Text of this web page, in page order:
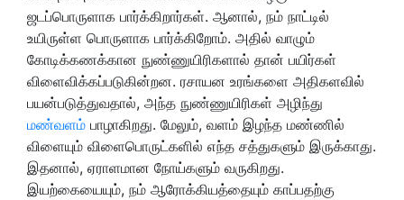
ஜடப்பொருளாக பார்க்கிறார்கள். ஆனால், நம் நாட்டில்
உயிருள்ள பொருளாக பார்க்கிறோம். அதில் வாழும்
கோடிக்கணக்கான நுண்ணுயிரிகளால் தான் பயிர்கள்
விளைவிக்கப்படுகின்றன. ரசாயன உரங்களை அதிகளவில்
பயன்படுத்துவதால், அந்த நுண்ணுயிரிகள் அழிந்து
மண்வளம் பாழாகிறது. மேலும், வளம் இழந்த மண்ணில்
விளையும் விளைபொருட்களில் எந்த சத்துகளும் இருக்காது.
இதனால், ஏராளமான நோய்களும் வருகிறது.
இயற்கையையும், நம் ஆரோக்கியத்தையும் காப்பதற்கு